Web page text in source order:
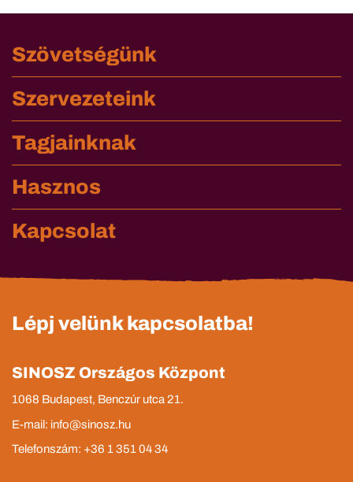
Szövetségünk
Szervezeteink
Tagjainknak
Hasznos
Kapcsolat
Lépj velünk kapcsolatba!
SINOSZ Országos Központ
1068 Budapest, Benczúr utca 21.
E-mail: info@sinosz.hu
Telefonszám: +36 1 351 04 34